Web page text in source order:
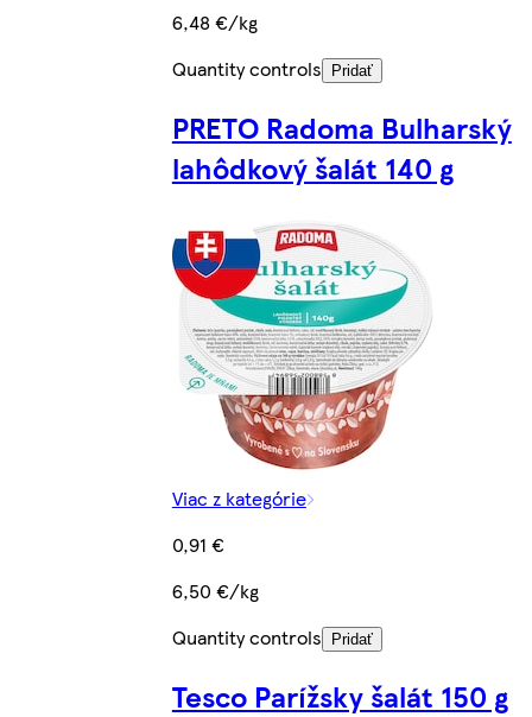
6,48 €/kg
Quantity controls
Pridať
PRETO Radoma Bulharský
lahôdkový šalát 140 g
Viac z kategórie
0,91 €
6,50 €/kg
Quantity controls
Pridať
Tesco Parížsky šalát 150 g